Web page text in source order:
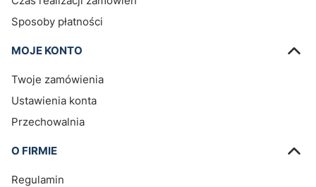
Sposoby płatności
MOJE KONTO
Twoje zamówienia
Ustawienia konta
Przechowalnia
O FIRMIE
Regulamin